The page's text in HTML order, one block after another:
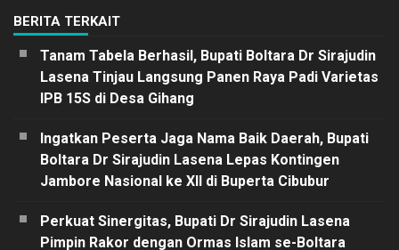
BERITA TERKAIT
Tanam Tabela Berhasil, Bupati Boltara Dr Sirajudin
Lasena Tinjau Langsung Panen Raya Padi Varietas
IPB 15S di Desa Gihang
Ingatkan Peserta Jaga Nama Baik Daerah, Bupati
Boltara Dr Sirajudin Lasena Lepas Kontingen
Jambore Nasional ke XII di Buperta Cibubur
Perkuat Sinergitas, Bupati Dr Sirajudin Lasena
Pimpin Rakor dengan Ormas Islam se-Boltara